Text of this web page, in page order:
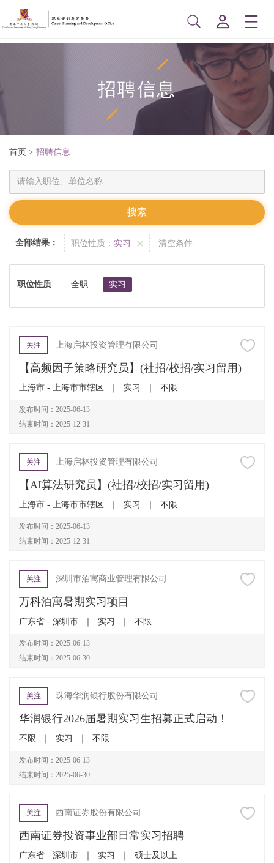
招聘信息
首页 > 招聘信息
全部结果： 职位性质： 实习 清空条件
职位性质 全职 实习
关注 上海启林投资管理有限公司
【高频因子策略研究员】(社招/校招/实习留用)
上海市 - 上海市市辖区 实习 不限
发布时间：2025-06-13
结束时间：2025-12-31
关注 上海启林投资管理有限公司
【AI算法研究员】(社招/校招/实习留用)
上海市 - 上海市市辖区 实习 不限
发布时间：2025-06-13
结束时间：2025-12-31
关注 深圳市泊寓商业管理有限公司
万科泊寓暑期实习项目
广东省 - 深圳市 实习 不限
发布时间：2025-06-13
结束时间：2025-06-30
关注 珠海华润银行股份有限公司
华润银行2026届暑期实习生招募正式启动！
不限 实习 不限
发布时间：2025-06-13
结束时间：2025-06-30
关注 西南证券股份有限公司
西南证券投资事业部日常实习招聘
广东省 - 深圳市 实习 硕士及以上